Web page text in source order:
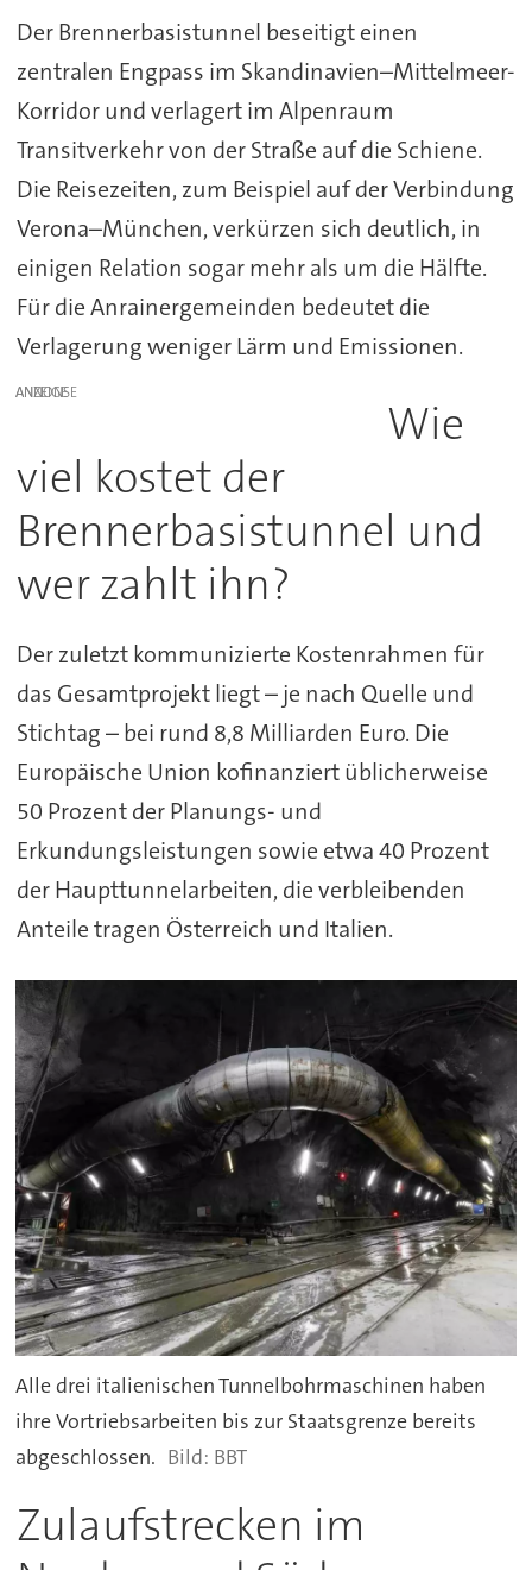
Der Brennerbasistunnel beseitigt einen
zentralen Engpass im Skandinavien–Mittelmeer-
Korridor und verlagert im Alpenraum
Transitverkehr von der Straße auf die Schiene.
Die Reisezeiten, zum Beispiel auf der Verbindung
Verona–München, verkürzen sich deutlich, in
einigen Relation sogar mehr als um die Hälfte.
Für die Anrainergemeinden bedeutet die
Verlagerung weniger Lärm und Emissionen.
ANZEIGE
Wie
viel kostet der
Brennerbasistunnel und
wer zahlt ihn?
Der zuletzt kommunizierte Kostenrahmen für
das Gesamtprojekt liegt – je nach Quelle und
Stichtag – bei rund 8,8 Milliarden Euro. Die
Europäische Union kofinanziert üblicherweise
50 Prozent der Planungs- und
Erkundungsleistungen sowie etwa 40 Prozent
der Haupttunnelarbeiten, die verbleibenden
Anteile tragen Österreich und Italien.
Alle drei italienischen Tunnelbohrmaschinen haben
ihre Vortriebsarbeiten bis zur Staatsgrenze bereits
abgeschlossen.
BBT
Zulaufstrecken im